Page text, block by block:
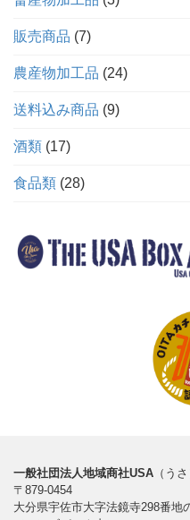
販売商品 7
農産物加工品 24
送料込み商品 9
酒類 17
食品類 28
一般社団法人地域商社USA （うさ
〒879-0454
大分県宇佐市大字法鏡寺298番地